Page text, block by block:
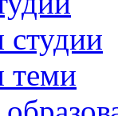
студии
теми